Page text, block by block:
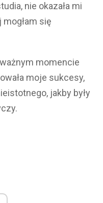
nie okazała mi
mogłam się
momencie
moje sukcesy,
jakby były